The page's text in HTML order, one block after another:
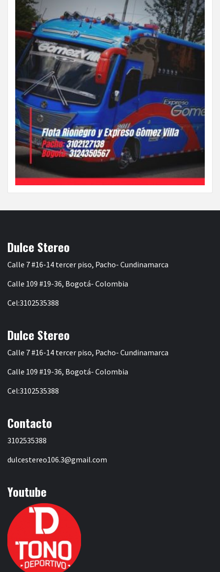
Dulce Stereo
Calle 7 #16-14 tercer piso, Pacho- Cundinamarca
Calle 109 #19-36, Bogotá- Colombia
Cel:3102535388
Dulce Stereo
Calle 7 #16-14 tercer piso, Pacho- Cundinamarca
Calle 109 #19-36, Bogotá- Colombia
Cel:3102535388
Contacto
3102535388
dulcestereo106.3@gmail.com
Youtube